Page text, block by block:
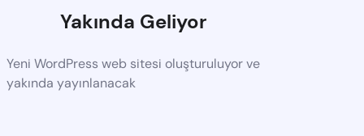
Yakında Geliyor
Yeni WordPress web sitesi oluşturuluyor ve
yakında yayınlanacak